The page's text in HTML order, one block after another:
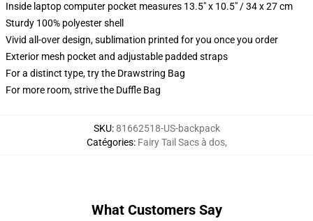
Inside laptop computer pocket measures 13.5" x 10.5" / 34 x 27 cm
Sturdy 100% polyester shell
Vivid all-over design, sublimation printed for you once you order
Exterior mesh pocket and adjustable padded straps
For a distinct type, try the Drawstring Bag
For more room, strive the Duffle Bag
SKU:81662518-US-backpack
Catégories: Fairy Tail Sacs à dos,
What Customers Say